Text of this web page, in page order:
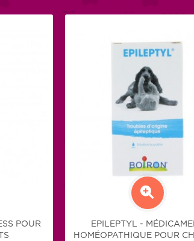
POUR
EPILEPTYL -
HOMÉOPATHIQUE POUR